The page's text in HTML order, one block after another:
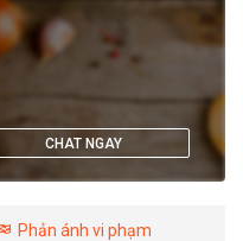
CHAT NGAY
Phản ánh vi phạm